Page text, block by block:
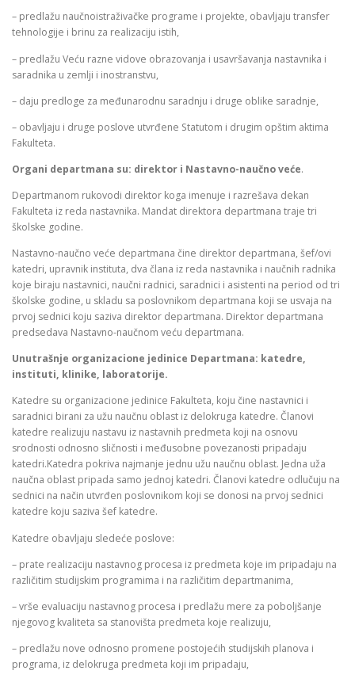
– predlažu naučnoistraživačke programe i projekte, obavljaju transfer
tehnologije i brinu za realizaciju istih,
– predlažu Veću razne vidove obrazovanja i usavršavanja nastavnika i
saradnika u zemlji i inostranstvu,
– daju predloge za međunarodnu saradnju i druge oblike saradnje,
– obavljaju i druge poslove utvrđene Statutom i drugim opštim aktima
Fakulteta.
Organi departmana su: direktor i Nastavno-naučno veće.
Departmanom rukovodi direktor koga imenuje i razrešava dekan
Fakulteta iz reda nastavnika. Mandat direktora departmana traje tri
školske godine.
Nastavno-naučno veće departmana čine direktor departmana, šef/ovi
katedri, upravnik instituta, dva člana iz reda nastavnika i naučnih radnika
koje biraju nastavnici, naučni radnici, saradnici i asistenti na period od tri
školske godine, u skladu sa poslovnikom departmana koji se usvaja na
prvoj sednici koju saziva direktor departmana. Direktor departmana
predsedava Nastavno-naučnom veću departmana.
Unutrašnje organizacione jedinice Departmana: katedre,
instituti, klinike, laboratorije.
Katedre su organizacione jedinice Fakulteta, koju čine nastavnici i
saradnici birani za užu naučnu oblast iz delokruga katedre. Članovi
katedre realizuju nastavu iz nastavnih predmeta koji na osnovu
srodnosti odnosno sličnosti i međusobne povezanosti pripadaju
katedri.Katedra pokriva najmanje jednu užu naučnu oblast. Jedna uža
naučna oblast pripada samo jednoj katedri. Članovi katedre odlučuju na
sednici na način utvrđen poslovnikom koji se donosi na prvoj sednici
katedre koju saziva šef katedre.
Katedre obavljaju sledeće poslove:
– prate realizaciju nastavnog procesa iz predmeta koje im pripadaju na
različitim studijskim programima i na različitim departmanima,
– vrše evaluaciju nastavnog procesa i predlažu mere za poboljšanje
njegovog kvaliteta sa stanovišta predmeta koje realizuju,
– predlažu nove odnosno promene postojećih studijskih planova i
programa, iz delokruga predmeta koji im pripadaju,